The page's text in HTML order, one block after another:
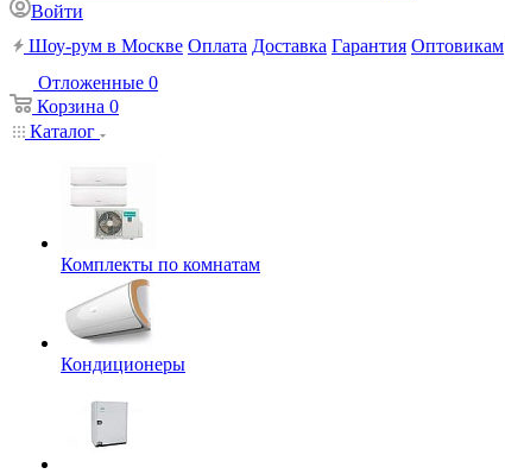
Войти
Шоу-рум в Москве Оплата Доставка Гарантия Оптовикам
Отложенные 0
Корзина 0
Каталог
Комплекты по комнатам
Кондиционеры